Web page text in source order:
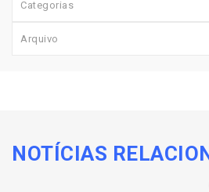
Categorias
Arquivo
NOTÍCIAS